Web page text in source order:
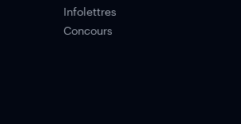
Infolettres
Concours